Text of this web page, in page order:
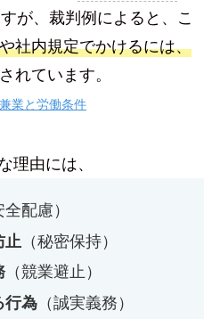
が、裁判例によると、こ
社内規定でかけるには、
れています。
業と労働条件
理由には、
配慮）
止 （秘密保持）
（競業避止）
行為（誠実義務）